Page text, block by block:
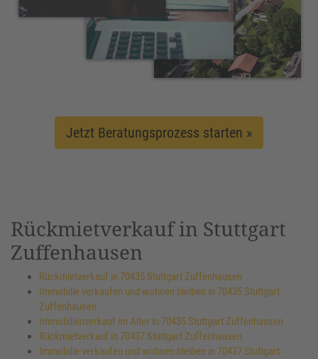
Jetzt Beratungsprozess starten »
Rückmietverkauf in Stuttgart
Zuffenhausen
Rückmietverkauf in 70435 Stuttgart Zuffenhausen
Immobilie verkaufen und wohnen bleiben in 70435 Stuttgart
Zuffenhausen
Immobilienverkauf im Alter in 70435 Stuttgart Zuffenhausen
Rückmietverkauf in 70437 Stuttgart Zuffenhausen
Immobilie verkaufen und wohnen bleiben in 70437 Stuttgart